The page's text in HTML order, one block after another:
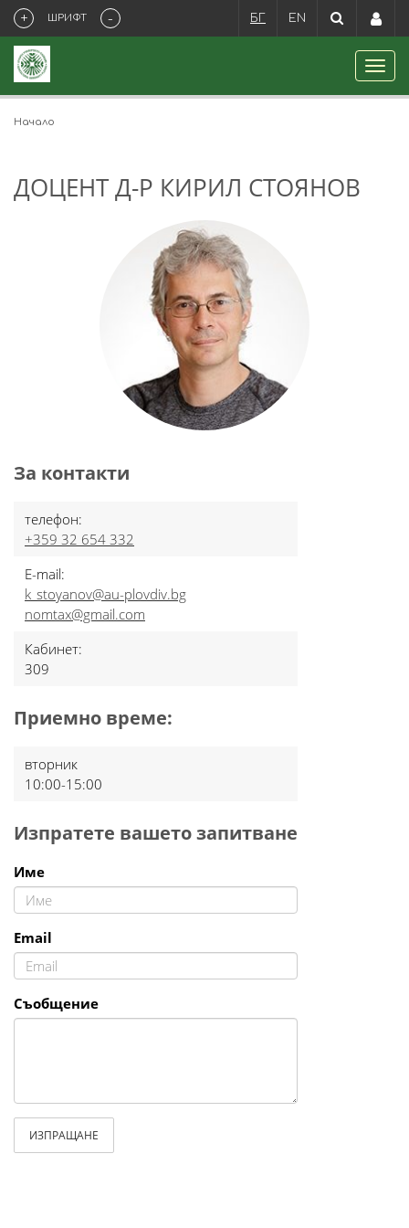
+ ШРИФТ - БГ EN
Начало
ДОЦЕНТ Д-Р КИРИЛ СТОЯНОВ
За контакти
телефон:
+359 32 654 332
E-mail:
k_stoyanov@au-plovdiv.bg
nomtax@gmail.com
Кабинет:
309
Приемно време:
вторник
10:00-15:00
Изпратете вашето запитване
Име
Email
Съобщение
ИЗПРАЩАНЕ